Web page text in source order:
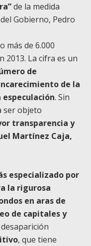
de la medida
Gobierno, Pedro
más de 6.000
2013. La cifra es un
de
de la
. Sin
ser objeto
transparencia y
Martínez Caja,
especializado por
la rigurosa
en aras de
de capitales y
, que tiene